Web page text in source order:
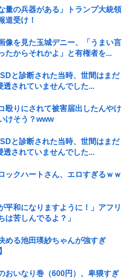
量の兵器がある」トランプ大統領
道受け！
像を見た玉城デニー、「うまい言
たからそれかよ」と有権者を...
と診断された当時、世間はまだ
透されていませんでした...
殴りにされて被害届出したんやけ
けそう？www
と診断された当時、世間はまだ
透されていませんでした...
ックハートさん、エロすぎるｗｗ
平和になりますように！」アフリ
は苦しんでるよ？」
める池田瑛紗ちゃんが強すぎ
おいなり巻（600円）、卑猥すぎ